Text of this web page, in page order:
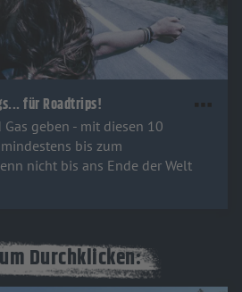
für Roadtrips!
geben - mit diesen 10
bis zum
nicht bis ans Ende der Welt
Durchklicken: